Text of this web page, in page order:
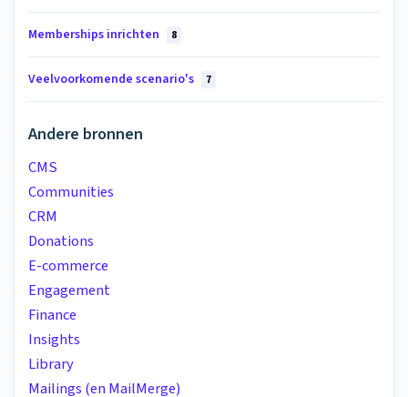
Memberships inrichten 8
Veelvoorkomende scenario's 7
Andere bronnen
CMS
Communities
CRM
Donations
E-commerce
Engagement
Finance
Insights
Library
Mailings (en MailMerge)